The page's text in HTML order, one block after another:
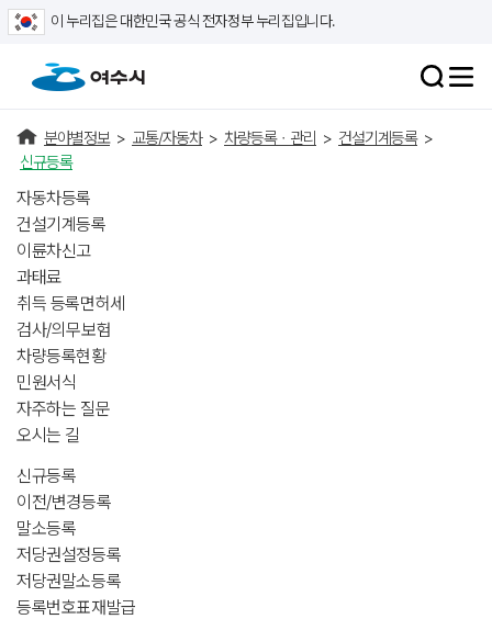
이 누리집은 대한민국 공식 전자정부 누리집입니다.
분야별정보 > 교통/자동차 > 차량등록ㆍ관리 > 건설기계등록 >
신규등록
자동차등록
건설기계등록
이륜차신고
과태료
취득 등록면허세
검사/의무보험
차량등록현황
민원서식
자주하는 질문
오시는 길
신규등록
이전/변경등록
말소등록
저당권설정등록
저당권말소등록
등록번호표재발급